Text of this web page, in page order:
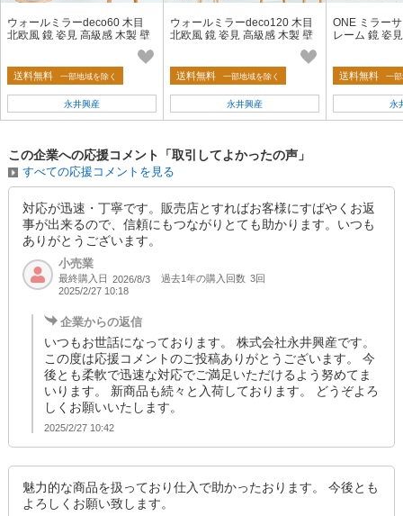
ウォールミラーdeco60 木目
北欧風 鏡 姿見 高級感 木製 壁
掛け モダン 韓国インテリア ひ
送料無料 一部地域を除く
永井興産
ウォールミラーdeco120 木目
北欧風 鏡 姿見 高級感 木製 壁
掛け モダン 韓国インテリア ひ
送料無料 一部地域を除く
永井興産
ONE ミラー
レーム 鏡 姿
送料無料 一
永
この企業への応援コメント「取引してよかったの声」
すべての応援コメントを見る
対応が迅速・丁寧です。販売店とすればお客様にすばやくお返
事が出来るので、信頼にもつながりとても助かります。いつも
ありがとうございます。
小売業
最終購入日 2026/8/3 過去1年の購入回数 3回
2025/2/27 10:18
企業からの返信
いつもお世話になっております。 株式会社永井興産です。
この度は応援コメントのご投稿ありがとうございます。 今
後とも柔軟で迅速な対応でご満足いただけるよう努めてま
いります。 新商品も続々と入荷しております。 どうぞよろ
しくお願いいたします。
2025/2/27 10:42
魅力的な商品を扱っており仕入で助かったおります。 今後とも
よろしくお願い致します。